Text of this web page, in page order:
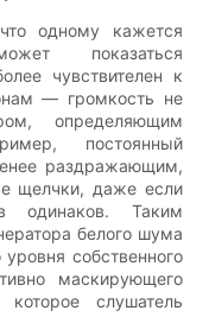
одному кажется
показаться
чувствителен к
— громкость не
определяющим
постоянный
раздражающим,
щелчки, даже если
одинаков. Таким
белого шума
собственного
маскирующего
слушатель